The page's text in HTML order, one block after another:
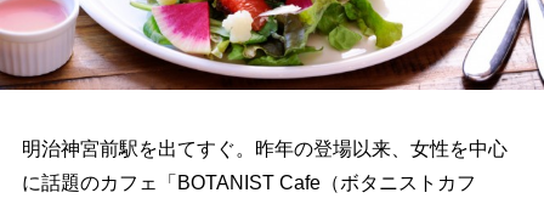
明治神宮前駅を出てすぐ。昨年の登場以来、女性を中心
に話題のカフェ「BOTANIST Cafe（ボタニストカフ